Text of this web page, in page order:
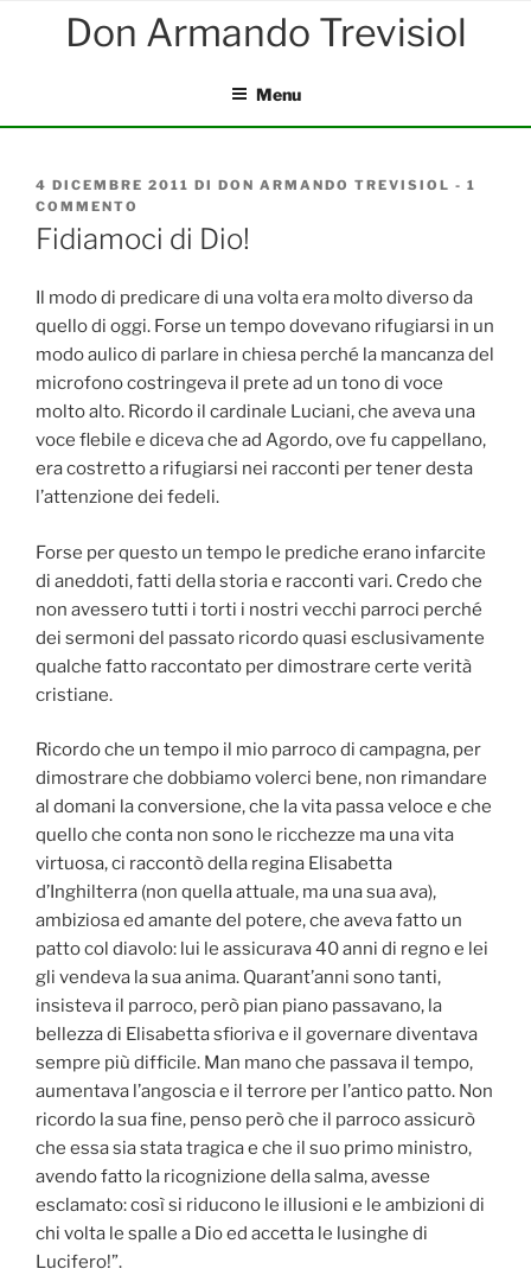
Menu
PUBBLICATO
IL
4 DICEMBRE 2011 DI DON ARMANDO TREVISIOL - 1
COMMENTO
FIDIAMOCI
DI
Fidiamoci di Dio!
Il modo di predicare di una volta era molto diverso da
quello di oggi. Forse un tempo dovevano rifugiarsi in un
modo aulico di parlare in chiesa perché la mancanza del
microfono costringeva il prete ad un tono di voce
molto alto. Ricordo il cardinale Luciani, che aveva una
voce flebile e diceva che ad Agordo, ove fu cappellano,
era costretto a rifugiarsi nei racconti per tener desta
l’attenzione dei fedeli.
Forse per questo un tempo le prediche erano infarcite
di aneddoti, fatti della storia e racconti vari. Credo che
non avessero tutti i torti i nostri vecchi parroci perché
dei sermoni del passato ricordo quasi esclusivamente
qualche fatto raccontato per dimostrare certe verità
cristiane.
Ricordo che un tempo il mio parroco di campagna, per
dimostrare che dobbiamo volerci bene, non rimandare
al domani la conversione, che la vita passa veloce e che
quello che conta non sono le ricchezze ma una vita
virtuosa, ci raccontò della regina Elisabetta
d’Inghilterra (non quella attuale, ma una sua ava),
ambiziosa ed amante del potere, che aveva fatto un
patto col diavolo: lui le assicurava 40 anni di regno e lei
gli vendeva la sua anima. Quarant’anni sono tanti,
insisteva il parroco, però pian piano passavano, la
bellezza di Elisabetta sfioriva e il governare diventava
sempre più difficile. Man mano che passava il tempo,
aumentava l’angoscia e il terrore per l’antico patto. Non
ricordo la sua fine, penso però che il parroco assicurò
che essa sia stata tragica e che il suo primo ministro,
avendo fatto la ricognizione della salma, avesse
esclamato: così si riducono le illusioni e le ambizioni di
chi volta le spalle a Dio ed accetta le lusinghe di
Lucifero!”.